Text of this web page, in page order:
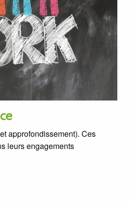
approfondissement). Ces
leurs engagements